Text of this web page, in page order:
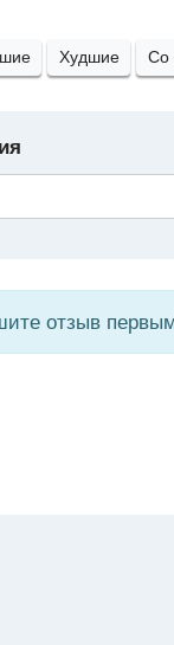
Худшие Со
отзыв